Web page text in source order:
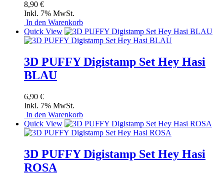
8,90 €
Inkl. 7% MwSt.
In den Warenkorb
Quick View
3D PUFFY Digistamp Set Hey Hasi
BLAU
6,90 €
Inkl. 7% MwSt.
In den Warenkorb
Quick View
3D PUFFY Digistamp Set Hey Hasi
ROSA